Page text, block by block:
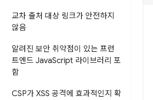
교차 출처 대상 링크가 안전하지
않음
알려진 보안 취약점이 있는 프런
트엔드 JavaScript 라이브러리 포
함
CSP가 XSS 공격에 효과적인지 확